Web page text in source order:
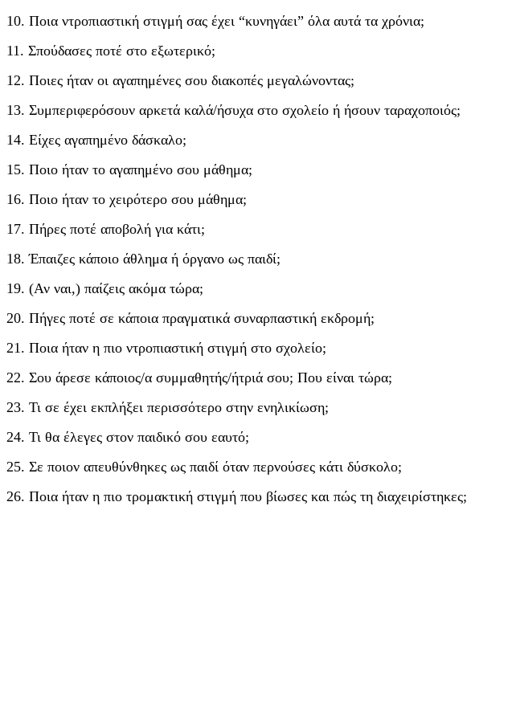
10. Ποια ντροπιαστική στιγμή σας έχει “κυνηγάει” όλα αυτά τα χρόνια;
11. Σπούδασες ποτέ στο εξωτερικό;
12. Ποιες ήταν οι αγαπημένες σου διακοπές μεγαλώνοντας;
13. Συμπεριφερόσουν αρκετά καλά/ήσυχα στο σχολείο ή ήσουν ταραχοποιός;
14. Είχες αγαπημένο δάσκαλο;
15. Ποιο ήταν το αγαπημένο σου μάθημα;
16. Ποιο ήταν το χειρότερο σου μάθημα;
17. Πήρες ποτέ αποβολή για κάτι;
18. Έπαιζες κάποιο άθλημα ή όργανο ως παιδί;
19. (Αν ναι,) παίζεις ακόμα τώρα;
20. Πήγες ποτέ σε κάποια πραγματικά συναρπαστική εκδρομή;
21. Ποια ήταν η πιο ντροπιαστική στιγμή στο σχολείο;
22. Σου άρεσε κάποιος/α συμμαθητής/ήτριά σου; Που είναι τώρα;
23. Τι σε έχει εκπλήξει περισσότερο στην ενηλικίωση;
24. Τι θα έλεγες στον παιδικό σου εαυτό;
25. Σε ποιον απευθύνθηκες ως παιδί όταν περνούσες κάτι δύσκολο;
26. Ποια ήταν η πιο τρομακτική στιγμή που βίωσες και πώς τη διαχειρίστηκες;